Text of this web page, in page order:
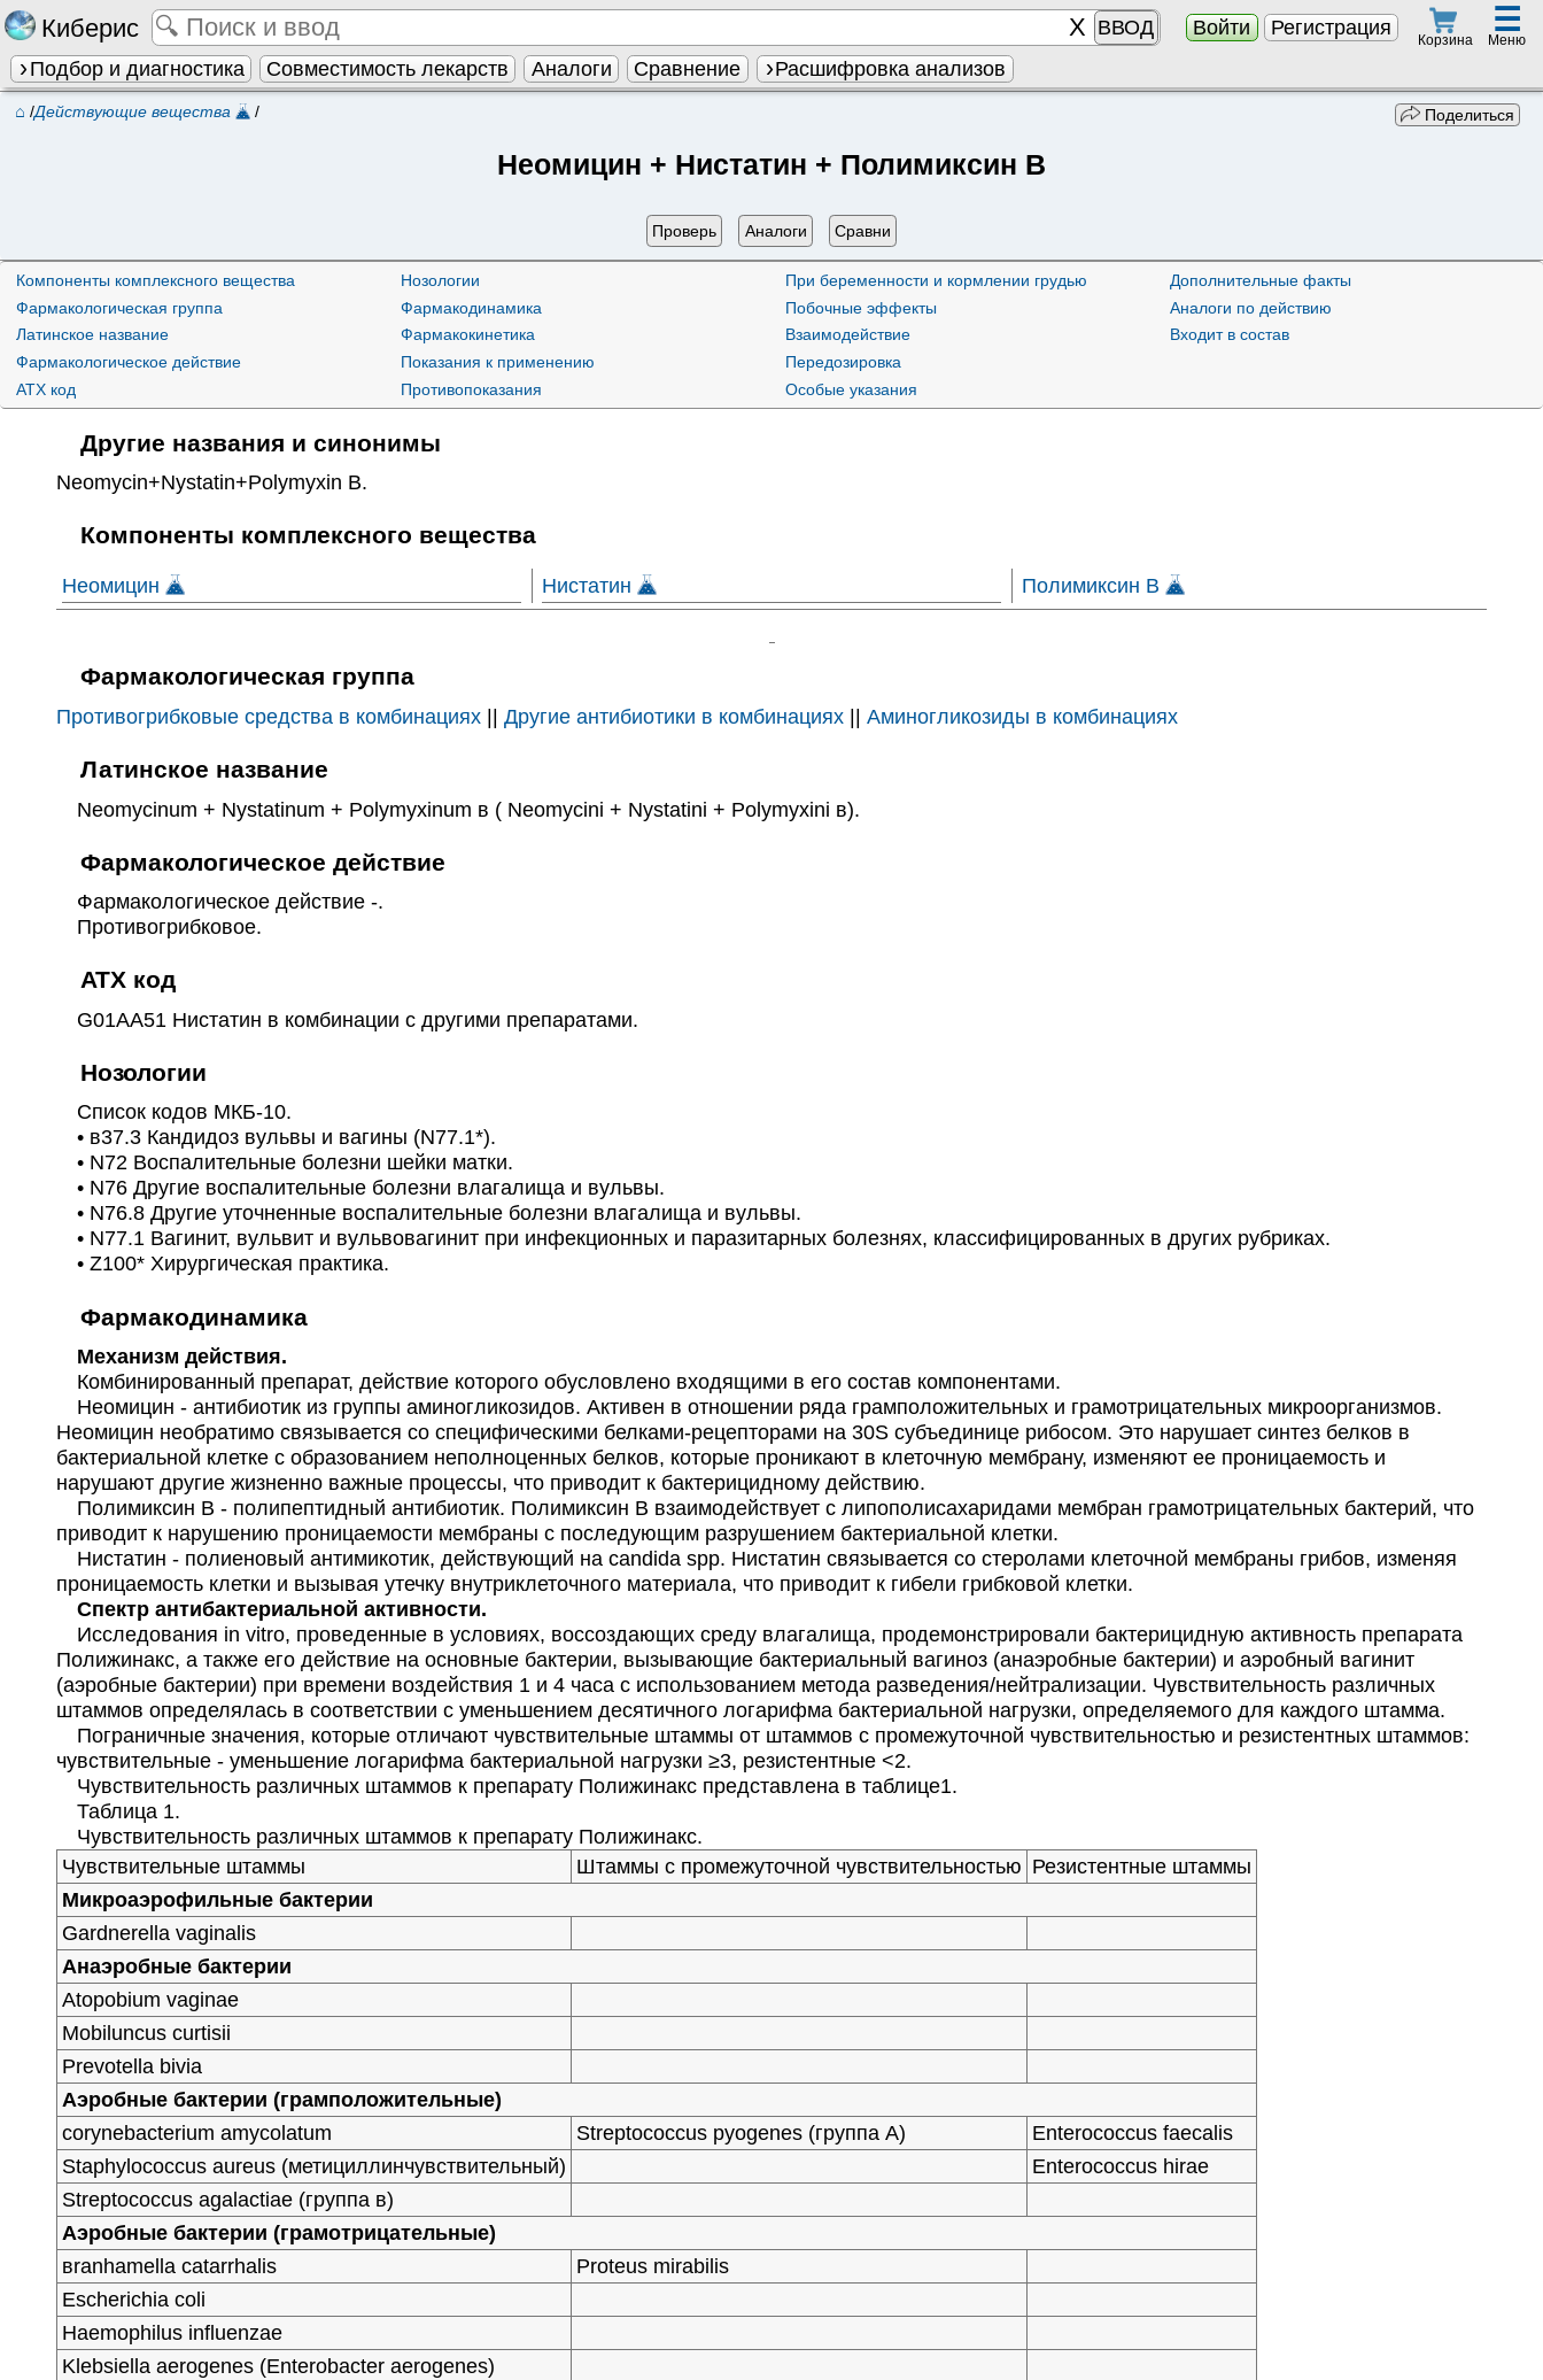
Киберис ВВОД Войти Регистрация
Корзина
☰
Меню
Подбор и диагностика Совместимость лекарств Аналоги Сравнение Расшифровка анализов
⌂ /Действующие вещества / Поделиться
Неомицин + Нистатин + Полимиксин B
Проверь Аналоги Сравни
Компоненты комплексного вещества
Фармакологическая группа
Латинское название
Фармакологическое действие
ATX код
Нозологии
Фармакодинамика
Фармакокинетика
Показания к применению
Противопоказания
При беременности и кормлении грудью
Побочные эффекты
Взаимодействие
Передозировка
Особые указания
Дополнительные факты
Аналоги по действию
Входит в состав
Другие названия и синонимы
Neomycin+Nystatin+Polymyxin B.
Компоненты комплексного вещества
Неомицин Нистатин Полимиксин В
Фармакологическая группа
Противогрибковые средства в комбинациях ||Другие антибиотики в комбинациях ||Аминогликозиды в комбинациях
Латинское название
Neomycinum + Nystatinum + Polymyxinum в ( Neomycini + Nystatini + Polymyxini в).
Фармакологическое действие
Фармакологическое действие -.
Противогрибковое.
ATX код
G01AA51 Нистатин в комбинации с другими препаратами.
Нозологии
Список кодов МКБ-10.
• в37.3 Кандидоз вульвы и вагины (N77.1*).
• N72 Воспалительные болезни шейки матки.
• N76 Другие воспалительные болезни влагалища и вульвы.
• N76.8 Другие уточненные воспалительные болезни влагалища и вульвы.
• N77.1 Вагинит, вульвит и вульвовагинит при инфекционных и паразитарных болезнях, классифицированных в других рубриках.
• Z100* Хирургическая практика.
Фармакодинамика
Механизм действия.
Комбинированный препарат, действие которого обусловлено входящими в его состав компонентами.
Неомицин - антибиотик из группы аминогликозидов. Активен в отношении ряда грамположительных и грамотрицательных микроорганизмов.
Неомицин необратимо связывается со специфическими белками-рецепторами на 30S субъединице рибосом. Это нарушает синтез белков в
бактериальной клетке с образованием неполноценных белков, которые проникают в клеточную мембрану, изменяют ее проницаемость и
нарушают другие жизненно важные процессы, что приводит к бактерицидному действию.
Полимиксин В - полипептидный антибиотик. Полимиксин В взаимодействует с липополисахаридами мембран грамотрицательных бактерий, что
приводит к нарушению проницаемости мембраны с последующим разрушением бактериальной клетки.
Нистатин - полиеновый антимикотик, действующий на сandida spp. Нистатин связывается со стеролами клеточной мембраны грибов, изменяя
проницаемость клетки и вызывая утечку внутриклеточного материала, что приводит к гибели грибковой клетки.
Спектр антибактериальной активности.
Исследования in vitro, проведенные в условиях, воссоздающих среду влагалища, продемонстрировали бактерицидную активность препарата
Полижинакс, а также его действие на основные бактерии, вызывающие бактериальный вагиноз (анаэробные бактерии) и аэробный вагинит
(аэробные бактерии) при времени воздействия 1 и 4 часа с использованием метода разведения/нейтрализации. Чувствительность различных
штаммов определялась в соответствии с уменьшением десятичного логарифма бактериальной нагрузки, определяемого для каждого штамма.
Пограничные значения, которые отличают чувствительные штаммы от штаммов с промежуточной чувствительностью и резистентных штаммов:
чувствительные - уменьшение логарифма бактериальной нагрузки ≥3, резистентные <2.
Чувствительность различных штаммов к препарату Полижинакс представлена в таблице1.
Таблица 1.
Чувствительность различных штаммов к препарату Полижинакс.
Чувствительные штаммы
Штаммы с промежуточной чувствительностью Резистентные штаммы
Микроаэрофильные бактерии
Gardnerella vaginalis
Анаэробные бактерии
Atopobium vaginae
Mobiluncus curtisii
Prevotella bivia
Аэробные бактерии (грамположительные)
сorynebacterium amycolatum
Streptococcus pyogenes (группа А)
Enterococcus faecalis
Staphylococcus aureus (метициллинчувствительный)
Enterococcus hirae
Streptococcus agalactiae (группа в)
Аэробные бактерии (грамотрицательные)
вranhamella catarrhalis
Proteus mirabilis
Escherichia coli
Haemophilus influenzae
Klebsiella aerogenes (Enterobacter aerogenes)